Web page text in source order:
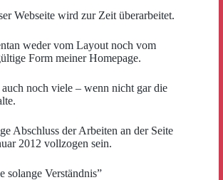
Webseite wird zur Zeit überarbeitet.
weder vom Layout noch vom
Form meiner Homepage.
noch viele – wenn nicht gar die
Abschluss der Arbeiten an der Seite
2012 vollzogen sein.
solange Verständnis”